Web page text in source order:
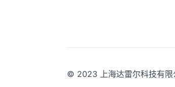
© 2023 上海达雷尔科技有限